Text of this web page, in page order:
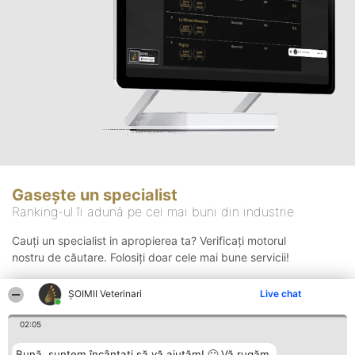
ȘOIMII Veterinari Live chat
02:05
Gasește un specialist
Ranking-ul îi adună pe cei mai buni din industrie
Cauți un specialist in apropierea ta? Verificați motorul
nostru de căutare. Folosiți doar cele mai bune servicii!